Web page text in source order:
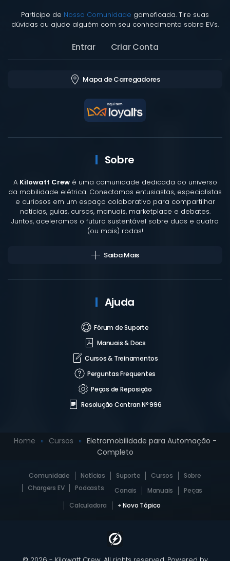
Participe de Nossa Comunidade gameficada. Tire suas
dúvidas ou ajude alguém com seu conhecimento sobre EVs.
Entrar Criar Conta
Mapa de Carregadores
Sobre
A Kilowatt Crewé uma comunidade dedicada ao universo
da mobilidade elétrica. Conectamos entusiastas, especialistas
e curiosos em um espaço colaborativo para compartilhar
notícias, guias, cursos, manuais, marketplace e debates.
Juntos, aceleramos o futuro sustentável sobre duas e quatro
(ou mais) rodas!
Saiba Mais
Ajuda
Fórum de Suporte
Manuais & Docs
Cursos & Treinamentos
Perguntas Frequentes
Peças de Reposição
Resolução Contran Nº 996
Home Cursos
Eletromobilidade para Automação -
Completo
Comunidade Notícias Suporte Cursos
Sobre
Chargers EV
Podcasts Canais Manuais
Peças
Calculadora
+ Novo Tópico